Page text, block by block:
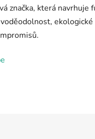
značka, která